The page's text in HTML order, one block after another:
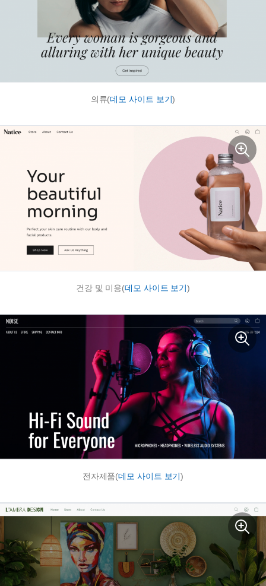
의류(데모 사이트 보기)
건강 및 미용(데모 사이트 보기)
전자제품(데모 사이트 보기)